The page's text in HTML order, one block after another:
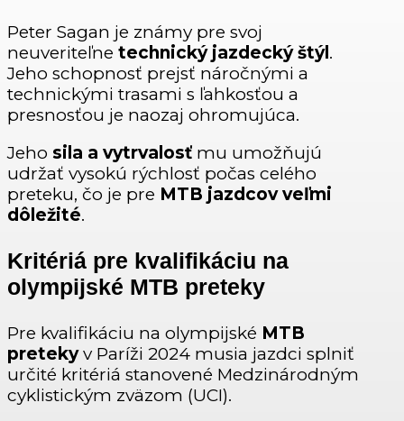
Peter Sagan je známy pre svoj
neuveriteľne technický jazdecký štýl .
Jeho schopnosť prejsť náročnými a
technickými trasami s ľahkosťou a
presnosťou je naozaj ohromujúca.
Jeho sila a vytrvalosť mu umožňujú
udržať vysokú rýchlosť počas celého
preteku, čo je pre MTB jazdcov veľmi
dôležité.
Kritériá pre kvalifikáciu na
olympijské MTB preteky
Pre kvalifikáciu na olympijské MTB
pretekyv Paríži 2024 musia jazdci splniť
určité kritériá stanovené Medzinárodným
cyklistickým zväzom (UCI).